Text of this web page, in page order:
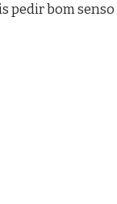
pedir bom senso